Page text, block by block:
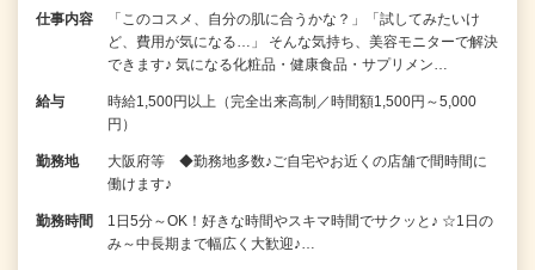
仕事内容
「このコスメ、自分の肌に合うかな？」「試してみたいけ
ど、費用が気になる…」 そんな気持ち、美容モニターで解決
できます♪ 気になる化粧品・健康食品・サプリメン…
給与
時給1,500円以上（完全出来高制／時間額1,500円～5,000
円）
勤務地
大阪府等 ◆勤務地多数♪ご自宅やお近くの店舗で間時間に
働けます♪
勤務時間
1日5分～OK！好きな時間やスキマ時間でサクッと♪ ☆1日の
み～中長期まで幅広く大歓迎♪…